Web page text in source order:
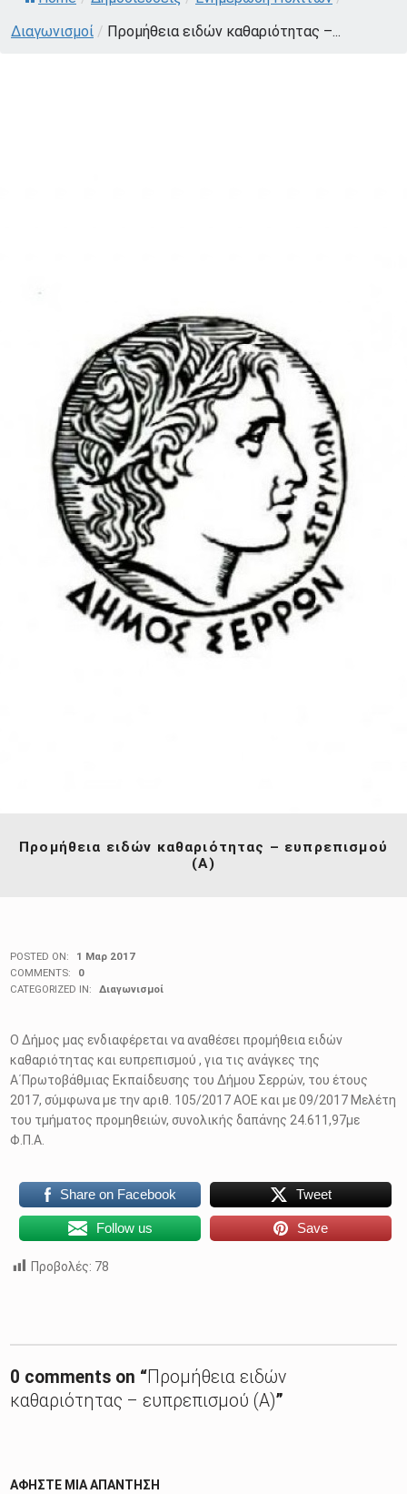
Διαγωνισμοί / Προμήθεια ειδών καθαριότητας –...
Προμήθεια ειδών καθαριότητας – ευπρεπισμού
(Α)
POSTED ON:
1 Μαρ 2017
COMMENTS:
0
CATEGORIZED IN:
Διαγωνισμοί
Ο Δήμος μας ενδιαφέρεται να αναθέσει προμήθεια ειδών
καθαριότητας και ευπρεπισμού , για τις ανάγκες της
Α΄Πρωτοβάθμιας Εκπαίδευσης του Δήμου Σερρών, του έτους
2017, σύμφωνα με την αριθ. 105/2017 ΑΟΕ και με 09/2017 Μελέτη
του τμήματος προμηθειών, συνολικής δαπάνης 24.611,97με
Φ.Π.Α.
Share on Facebook Tweet
Follow us Save
Προβολές: 78
0 comments on “Προμήθεια ειδών
καθαριότητας – ευπρεπισμού (Α)”
ΑΦΉΣΤΕ ΜΙΑ ΑΠΆΝΤΗΣΗ